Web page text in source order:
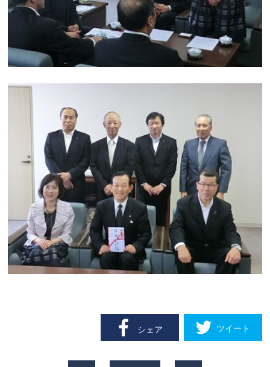
シェア ツイート